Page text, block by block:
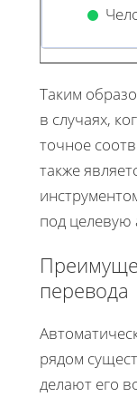
Таким
в случаях,
точное
также
под целевую
перевода
рядом
делают его